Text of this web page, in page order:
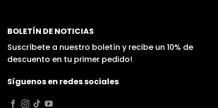
BOLETÍN DE NOTICIAS
Suscríbete a nuestro boletín y recibe un 10% de
descuento en tu primer pedido!
Síguenos en redes sociales